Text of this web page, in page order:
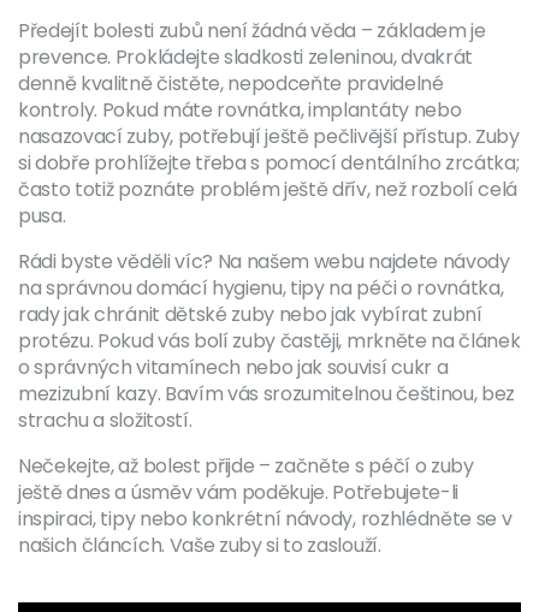
Předejít bolesti zubů není žádná věda – základem je
prevence. Prokládejte sladkosti zeleninou, dvakrát
denně kvalitně čistěte, nepodceňte pravidelné
kontroly. Pokud máte rovnátka, implantáty nebo
nasazovací zuby, potřebují ještě pečlivější přístup. Zuby
si dobře prohlížejte třeba s pomocí dentálního zrcátka;
často totiž poznáte problém ještě dřív, než rozbolí celá
pusa.
Rádi byste věděli víc? Na našem webu najdete návody
na správnou domácí hygienu, tipy na péči o rovnátka,
rady jak chránit dětské zuby nebo jak vybírat zubní
protézu. Pokud vás bolí zuby častěji, mrkněte na článek
o správných vitamínech nebo jak souvisí cukr a
mezizubní kazy. Bavím vás srozumitelnou češtinou, bez
strachu a složitostí.
Nečekejte, až bolest přijde – začněte s péčí o zuby
ještě dnes a úsměv vám poděkuje. Potřebujete-li
inspiraci, tipy nebo konkrétní návody, rozhlédněte se v
našich článcích. Vaše zuby si to zaslouží.